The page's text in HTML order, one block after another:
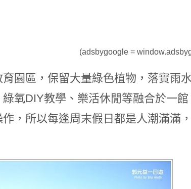
(adsbygoogle =
園區，保留大量綠色植物，落實雨
氧DIY教學、樂活休閒等融合於一
，所以每逢周末假日都是人潮滿滿